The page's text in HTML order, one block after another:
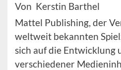
Von Kerstin Barthel
Mattel Publishing, der
weltweit bekannten
sich auf die Entwicklung
verschiedener